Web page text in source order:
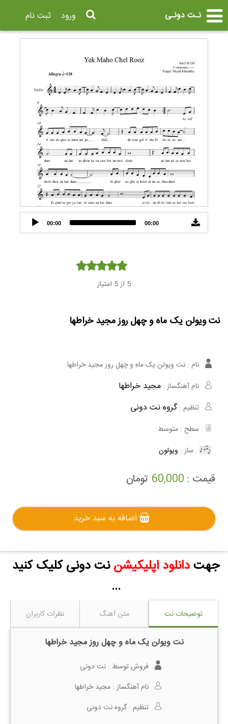
نـت دونـی ثبت نام ورود
Audio
Player
00:00 00:00
5 از 5 امتیاز
نت ویولن یک ماه و چهل روز مجید خراطها
نام : نت ویولن یک ماه و چهل روز مجید خراطها
نام آهنگساز : مجید خراطها
تنظیم :گروه نت دونی
سطح : متوسط
ساز : ویولون
قیمت : 60,000 تومان
اضافه به سبد خرید
جهتدانلود اپلیکیشن نت دونی کلیک کنید
...
توضیحات نت متن آهنگ نظرات کاربران
نت ویولن یک ماه و چهل روز مجید خراطها
فروش توسط : نت دونی
نام آهنگساز : مجید خراطها
تنظیم :گروه نت دونی